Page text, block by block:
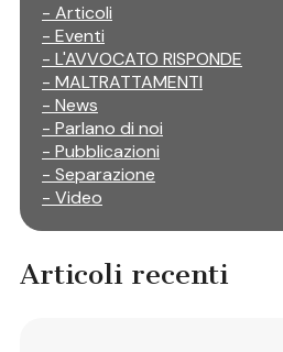
- Articoli
- Eventi
- L'AVVOCATO RISPONDE
- MALTRATTAMENTI
- News
- Parlano di noi
- Pubblicazioni
- Separazione
- Video
Articoli recenti